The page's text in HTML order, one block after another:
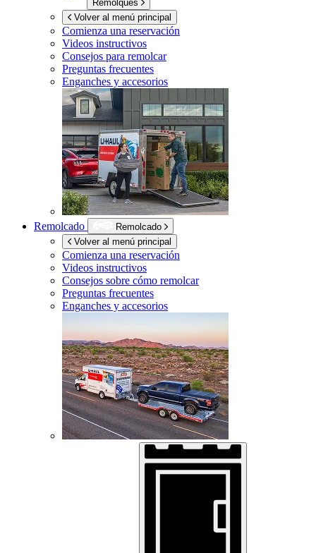
Remolques
Volver al menú principal
Comienza una reservación
Videos instructivos
Consejos para remolcar
Preguntas frecuentes
Enganches y accesorios
Remolcado
Remolcado
Volver al menú principal
Comienza una reservación
Videos instructivos
Consejos sobre cómo remolcar
Preguntas frecuentes
Enganches y accesorios